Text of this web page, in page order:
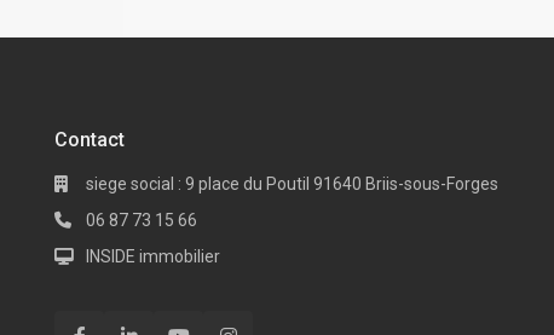
Contact
siege social : 9 place du Poutil 91640 Briis-sous-Forges
06 87 73 15 66
INSIDE immobilier